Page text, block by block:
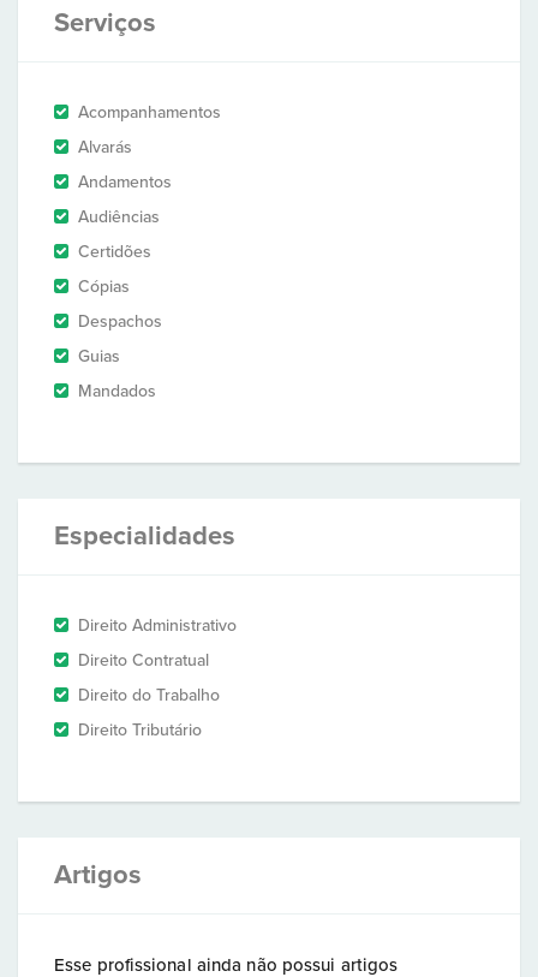
Serviços
Acompanhamentos
Alvarás
Andamentos
Audiências
Certidões
Cópias
Despachos
Guias
Mandados
Especialidades
Direito Administrativo
Direito Contratual
Direito do Trabalho
Direito Tributário
Artigos
Esse profissional ainda não possui artigos